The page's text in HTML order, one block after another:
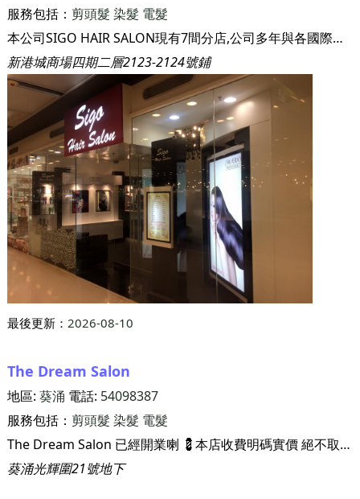
服務包括： 剪頭髮 染髮 電髮
本公司SIGO HAIR SALON現有7間分店,公司多年與各國際品牌合作,如SHISEIDO,SWARZKOPF,GOLDWELL等,為客人提供專業髮型產品,公司型像以專業技術,優質產品及優雅裝俢為主題
新港城商場四期二層2123-2124號鋪
最後更新： 2026-08-10
The Dream Salon
地區: 葵涌 電話: 54098387
服務包括： 剪頭髮 染髮 電髮
The Dream Salon 已經開業喇 💈本店收費明碼實價 絕不取巧💈 立即預約啦！ 電話 Tel☎️/ WhatsApp: 55254733 地址：葵涌光輝圍21號地下(葵興地鐵站A出口步行約5分鐘 奶茶咖啡室旁) ➖➖➖➖➖➖➖➖➖➖➖➖ ⭐️洗剪$198 ⭐️洗剪吹單色染髮 $520 ✨漂頭 +$200 ✨挑染 +$180 ⭐️曲髮/負離子 $880 (包剪) ⭐️男士電髮 $580 (包剪) ⭐️Olaplex 焗油 $480 (包剪) ⭐️Alfaparf 幹細胞焗油 $680 (包剪) ⭐️Keratin 角蛋白護理 $1200 (包剪) ⭐️剪染電套餐 $1180 💆🏼‍♀️💆🏼‍♂️染髮/電髮可加$200享Olaplex 焗油
葵涌光輝圍21號地下